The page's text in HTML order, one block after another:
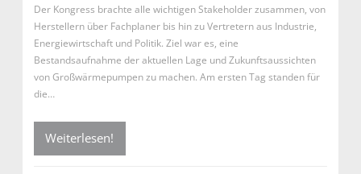
Der Kongress brachte alle wichtigen Stakeholder zusammen, von
Herstellern über Fachplaner bis hin zu Vertretern aus Industrie,
Energiewirtschaft und Politik. Ziel war es, eine
Bestandsaufnahme der aktuellen Lage und Zukunftsaussichten
von Großwärmepumpen zu machen. Am ersten Tag standen für
die…
Weiterlesen!